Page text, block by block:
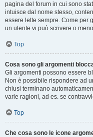
pagina del forum in cui sono
intuisce dal nome stesso,
essere lette sempre. Come per
un utente vi può scrivere o
Top
Cosa sono gli argomenti
Gli argomenti possono essere
Non è possibile rispondere ad
chiusi terminano
varie ragioni, ad es. se
Top
Che cosa sono le icone